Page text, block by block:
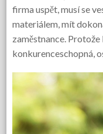
firma uspět, musí se
materiálem, mít
zaměstnance.
konkurenceschopná,